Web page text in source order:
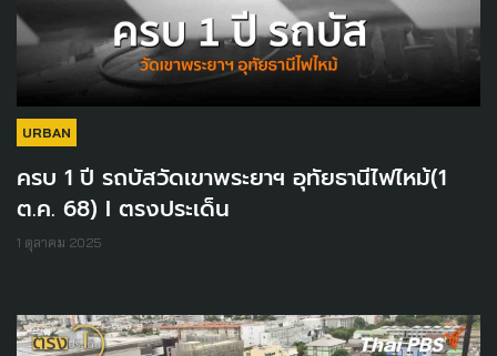
URBAN
ครบ 1 ปี รถบัสวัดเขาพระยาฯ อุทัยธานีไฟไหม้(1
ต.ค. 68) I ตรงประเด็น
1 ตุลาคม 2025